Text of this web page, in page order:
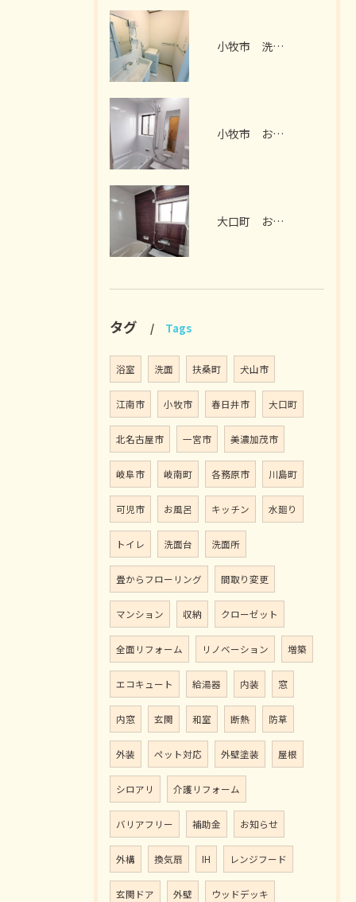
小牧市 洗面脱衣室リフォーム I様邸 2026年7月
小牧市 お風呂リフォーム I様邸 2026年7月
大口町 お風呂リフォーム M様邸 2026年7月
タグ Tags
浴室 洗面 扶桑町 犬山市
江南市 小牧市 春日井市 大口町
北名古屋市 一宮市 美濃加茂市
岐阜市 岐南町 各務原市 川島町
可児市 お風呂 キッチン 水廻り
トイレ 洗面台 洗面所
畳からフローリング 間取り変更
マンション 収納 クローゼット
全面リフォーム リノベーション 増築
エコキュート 給湯器 内装 窓
内窓 玄関 和室 断熱 防草
外装 ペット対応 外壁塗装 屋根
シロアリ 介護リフォーム
バリアフリー 補助金 お知らせ
外構 換気扇 IH レンジフード
玄関ドア 外壁 ウッドデッキ